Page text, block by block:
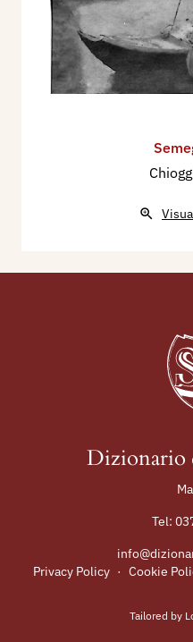
Dizionario
Tel:
Privacy Policy · Cookie
Tailored by